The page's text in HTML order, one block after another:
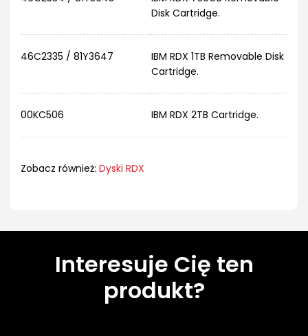
Disk Cartridge.
46C2335 / 81Y3647
IBM RDX 1TB Removable Disk
Cartridge.
00KC506 IBM RDX 2TB Cartridge.
Zobacz również: Dyski RDX
Interesuje Cię ten
produkt?